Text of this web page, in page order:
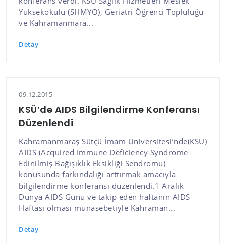
Yüksekokulu (SHMYO), Geriatri Öğrenci Topluluğu
ve Kahramanmara...
Detay
09.12.2015
KSÜ’de AIDS Bilgilendirme Konferansı
Düzenlendi
Kahramanmaraş Sütçü İmam Üniversitesi’nde(KSÜ)
AIDS (Acquired Immune Deficiency Syndrome -
Edinilmiş Bağışıklık Eksikliği Sendromu)
konusunda farkındalığı arttırmak amacıyla
bilgilendirme konferansı düzenlendi.1 Aralık
Dünya AIDS Günü ve takip eden haftanın AIDS
Haftası olması münasebetiyle Kahraman...
Detay